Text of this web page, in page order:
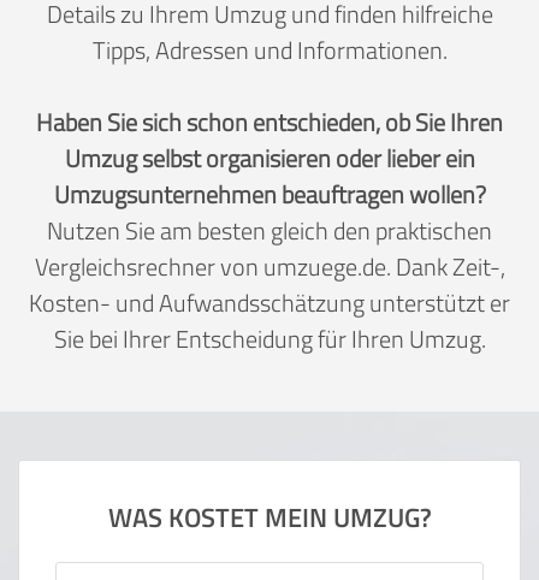
Details zu Ihrem Umzug und finden hilfreiche
Tipps, Adressen und Informationen.
Haben Sie sich schon entschieden, ob Sie Ihren
Umzug selbst organisieren oder lieber ein
Umzugsunternehmen beauftragen wollen?
Nutzen Sie am besten gleich den praktischen
Vergleichsrechner von umzuege.de. Dank Zeit-,
Kosten- und Aufwandsschätzung unterstützt er
Sie bei Ihrer Entscheidung für Ihren Umzug.
WAS KOSTET MEIN UMZUG?